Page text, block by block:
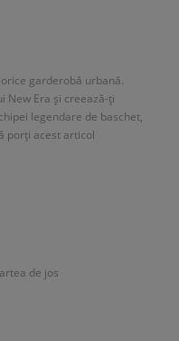
garderobă urbană.
New Era și creează-ți
legendare de baschet,
porți acest articol
de jos